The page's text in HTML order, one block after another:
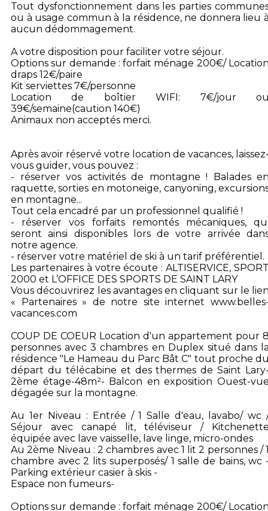
Tout dysfonctionnement dans les parties
ou à usage commun à la résidence, ne donnera lieu
aucun dédommagement.
A votre disposition pour faciliter votre séjour.
Options sur demande : forfait ménage 200€/
draps 12€/paire
Kit serviettes 7€/personne
Location de boîtier WIFI: 7€/jour
39€/semaine(caution 140€)
Animaux non acceptés merci.
Après avoir réservé votre location de vacances,
vous guider, vous pouvez :
- réserver vos activités de montagne ! Balades
raquette, sorties en motoneige, canyoning,
en montagne...
Tout cela encadré par un professionnel qualifié !
- réserver vos forfaits remontés mécaniques,
seront ainsi disponibles lors de votre arrivée
notre agence.
- réserver votre matériel de ski à un tarif préférentiel.
Les partenaires à votre écoute : ALTISERVICE,
2000 et L’OFFICE DES SPORTS DE SAINT LARY
Vous découvrirez les avantages en cliquant sur le
« Partenaires » de notre site internet
vacances.com
COUP DE COEUR Location d'un appartement pour
personnes avec 3 chambres en Duplex situé dans
résidence "Le Hameau du Parc Bât C" tout proche
départ du télécabine et des thermes de Saint
2ème étage-48m²- Balcon en exposition Ouest-
dégagée sur la montagne.
Au 1er Niveau : Entrée / 1 Salle d'eau, lavabo/ wc
Séjour avec canapé lit, téléviseur /
équipée avec lave vaisselle, lave linge, micro-ondes
Au 2ème Niveau : 2 chambres avec 1 lit 2 personnes /
chambre avec 2 lits superposés/ 1 salle de bains, wc
Parking extérieur casier à skis -
Espace non fumeurs-
Options sur demande : forfait ménage 200€/